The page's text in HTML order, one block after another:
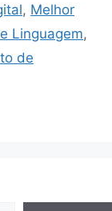
, Melhor
Linguagem,
de